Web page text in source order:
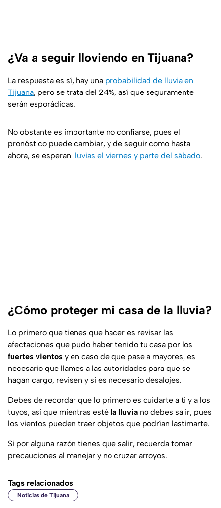
¿Va a seguir lloviendo en Tijuana?
La respuesta es sí, hay una probabilidad de lluvia en
Tijuana, pero se trata del 24%, así que seguramente
serán esporádicas.
No obstante es importante no confiarse, pues el
pronóstico puede cambiar, y de seguir como hasta
ahora, se esperan lluvias el viernes y parte del sábado.
¿Cómo proteger mi casa de la lluvia?
Lo primero que tienes que hacer es revisar las
afectaciones que pudo haber tenido tu casa por los
fuertes vientos y en caso de que pase a mayores, es
necesario que llames a las autoridades para que se
hagan cargo, revisen y si es necesario desalojes.
Debes de recordar que lo primero es cuidarte a ti y a los
tuyos, así que mientras esté la lluvia no debes salir, pues
los vientos pueden traer objetos que podrían lastimarte.
Si por alguna razón tienes que salir, recuerda tomar
precauciones al manejar y no cruzar arroyos.
Tags relacionados
Noticias de Tijuana